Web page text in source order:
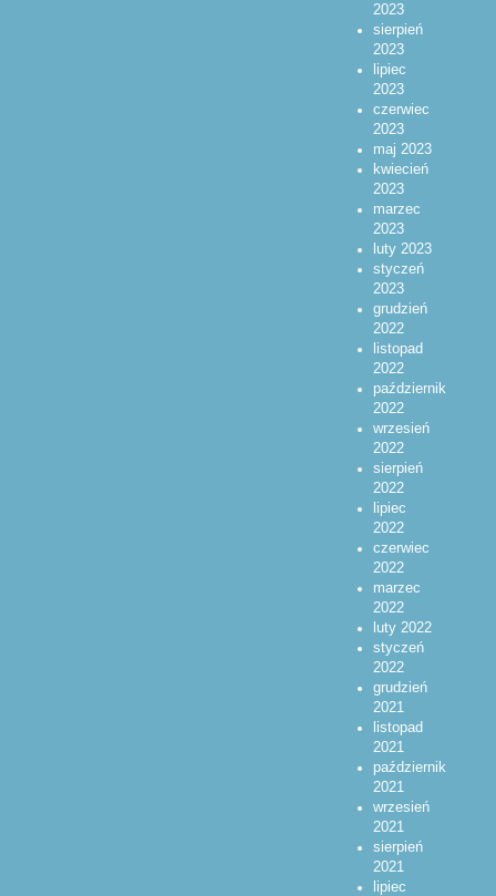
2023
sierpień
2023
lipiec
2023
czerwiec
2023
maj 2023
kwiecień
2023
marzec
2023
luty 2023
styczeń
2023
grudzień
2022
listopad
2022
październik
2022
wrzesień
2022
sierpień
2022
lipiec
2022
czerwiec
2022
marzec
2022
luty 2022
styczeń
2022
grudzień
2021
listopad
2021
październik
2021
wrzesień
2021
sierpień
2021
lipiec